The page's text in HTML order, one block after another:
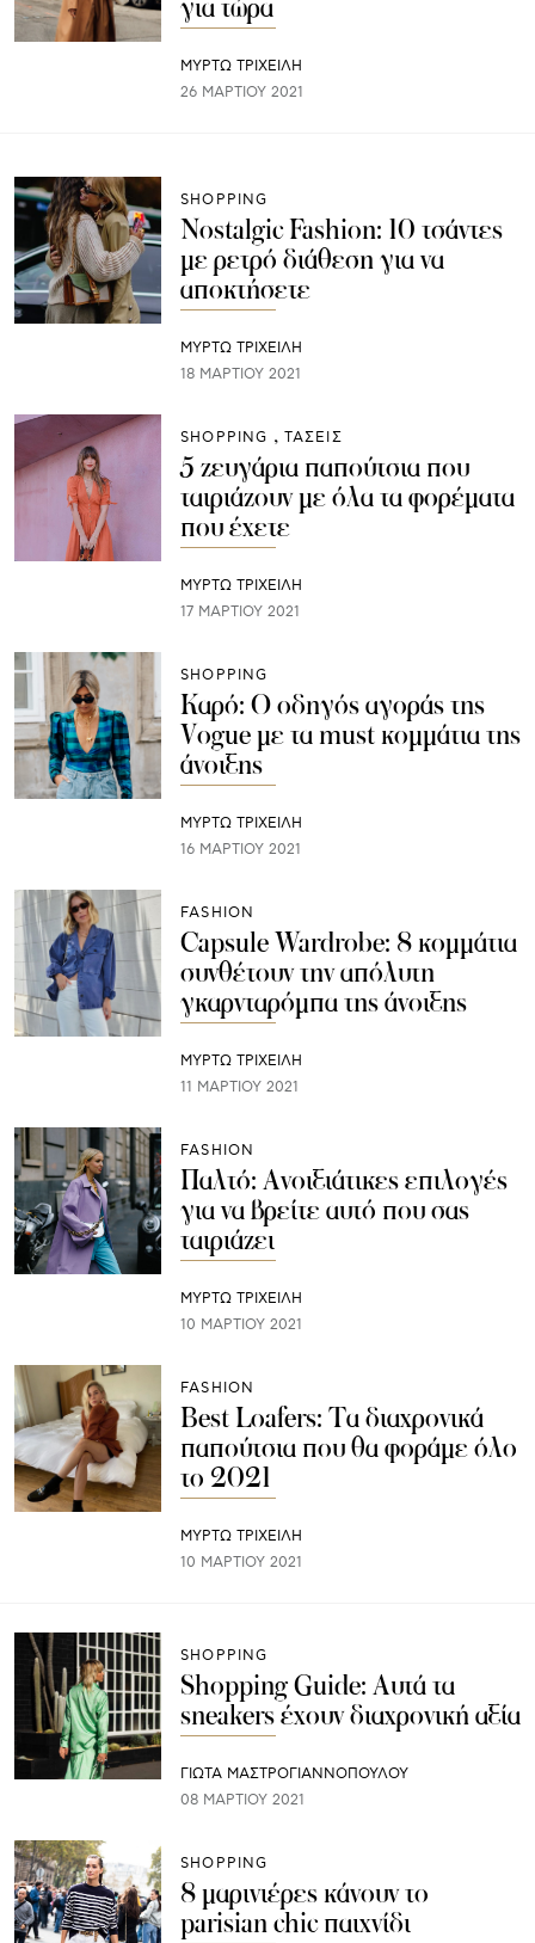
για τώρα
ΜΥΡΤΩ ΤΡΙΧΕΙΛΗ
26 ΜΑΡΤΊΟΥ 2021
SHOPPING
Nostalgic Fashion: 10 τσάντες
με ρετρό διάθεση για να
αποκτήσετε
ΜΥΡΤΩ ΤΡΙΧΕΙΛΗ
18 ΜΑΡΤΊΟΥ 2021
SHOPPING ΤΑΣΕΙΣ
5 ζευγάρια παπούτσια που
ταιριάζουν με όλα τα φορέματα
που έχετε
ΜΥΡΤΩ ΤΡΙΧΕΙΛΗ
17 ΜΑΡΤΊΟΥ 2021
SHOPPING
Καρό: Ο οδηγός αγοράς της
Vogue με τα must κομμάτια της
άνοιξης
ΜΥΡΤΩ ΤΡΙΧΕΙΛΗ
16 ΜΑΡΤΊΟΥ 2021
FASHION
Capsule Wardrobe: 8 κομμάτια
συνθέτουν την απόλυτη
γκαρνταρόμπα της άνοιξης
ΜΥΡΤΩ ΤΡΙΧΕΙΛΗ
11 ΜΑΡΤΊΟΥ 2021
FASHION
Παλτό: Ανοιξιάτικες επιλογές
για να βρείτε αυτό που σας
ταιριάζει
ΜΥΡΤΩ ΤΡΙΧΕΙΛΗ
10 ΜΑΡΤΊΟΥ 2021
FASHION
Best Loafers: Τα διαχρονικά
παπούτσια που θα φοράμε όλο
το 2021
ΜΥΡΤΩ ΤΡΙΧΕΙΛΗ
10 ΜΑΡΤΊΟΥ 2021
SHOPPING
Shopping Guide: Αυτά τα
sneakers έχουν διαχρονική αξία
ΓΙΩΤΑ ΜΑΣΤΡΟΓΙΑΝΝΟΠΟΥΛΟΥ
08 ΜΑΡΤΊΟΥ 2021
SHOPPING
8 μαρινιέρες κάνουν το
parisian chic παιχνίδι